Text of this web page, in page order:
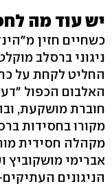
יש עוד מה
כשחיים חזין
ניגוני ברסלב
החליט לקחת על
האלבום הכפול
חוברת מושקעת,
מקורו בחסידות
מקהלה חסידית
אברימי מושקוביץ
הניגונים